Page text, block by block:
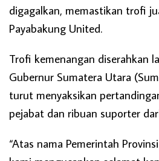
digagalkan, memastikan trofi
Payabakung United.
Trofi kemenangan diserahkan
Gubernur Sumatera Utara
turut menyaksikan
pejabat dan ribuan suporter
“Atas nama Pemerintah